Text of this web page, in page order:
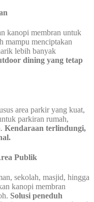
kanopi membran untuk
mampu menciptakan
lebih banyak
dining yang tetap
area parkir yang kuat,
parkiran rumah,
Kendaraan terlindungi,
Publik
sekolah, masjid, hingga
kanopi membran
Solusi peneduh